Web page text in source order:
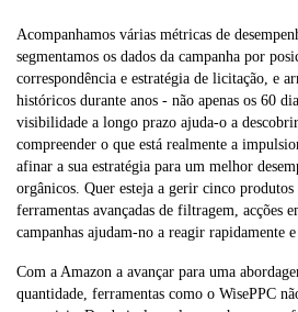
Acompanhamos várias métricas de
segmentamos os dados da campanha por
correspondência e estratégia de licitação, e
históricos durante anos - não apenas os 60
visibilidade a longo prazo ajuda-o a
compreender o que está realmente a
afinar a sua estratégia para um melhor
orgânicos. Quer esteja a gerir cinco produtos
ferramentas avançadas de filtragem, acções
campanhas ajudam-no a reagir rapidamente
Com a Amazon a avançar para uma
quantidade, ferramentas como o WisePPC